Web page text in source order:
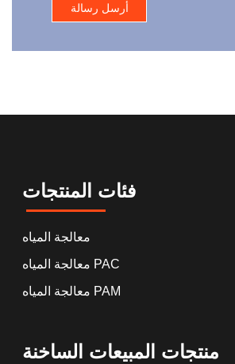
فئات المنتجات
معالجة المياه
معالجة المياه PAC
معالجة المياه PAM
منتجات المبيعات الساخنة